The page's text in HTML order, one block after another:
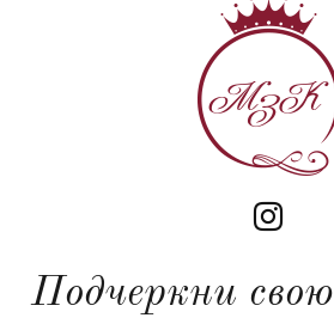
Подчеркни свою